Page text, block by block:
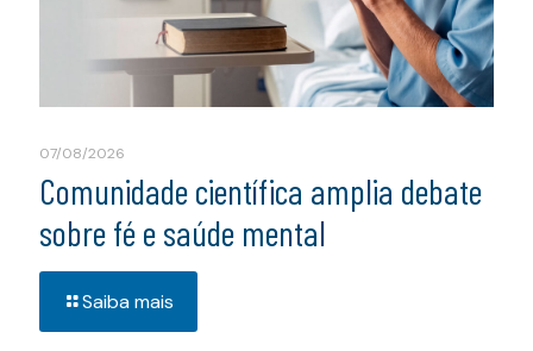
07/08/2026
Comunidade científica amplia debate
sobre fé e saúde mental
Saiba mais